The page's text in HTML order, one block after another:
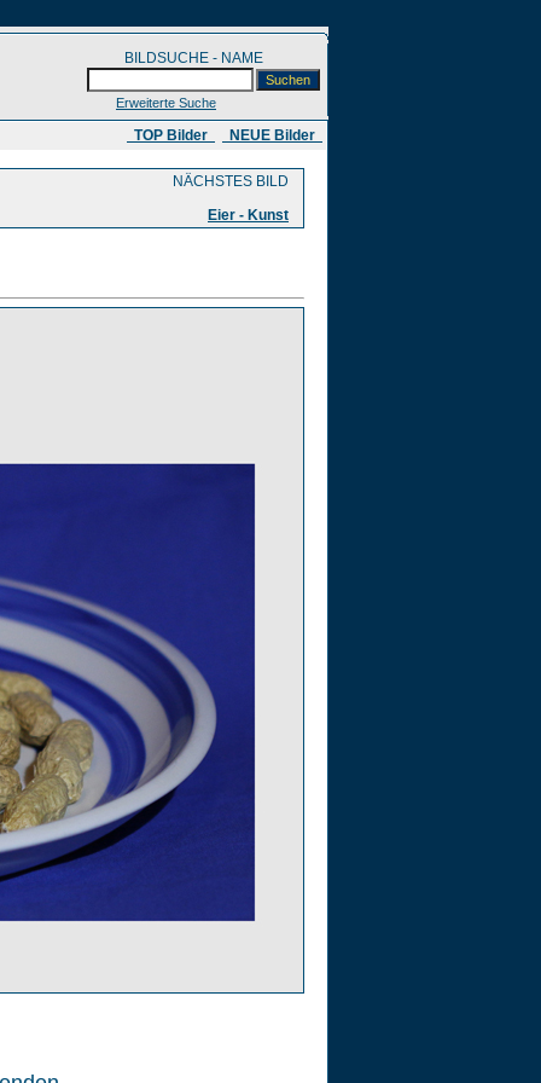
BILDSUCHE - NAME
Erweiterte Suche
​ TOP Bilder NEUE Bilder
NÄCHSTES BILD
Eier - Kunst